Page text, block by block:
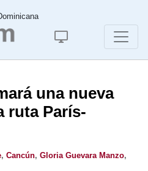
una nueva
ruta París-
, Cancún, Gloria Guevara Manzo,